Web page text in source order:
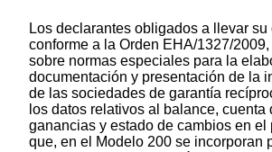
Los declarantes obligados a llevar su
conforme a la Orden EHA/1327/
sobre normas especiales para la
documentación y presentación de la
de las sociedades de garantía
los datos relativos al balance, cuenta
ganancias y estado de cambios en el
que, en el Modelo 200 se incorporan